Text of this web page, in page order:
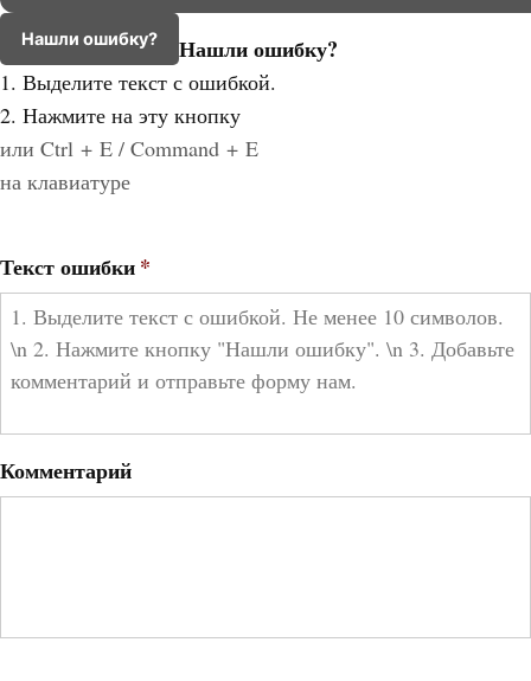
Нашли ошибку? Нашли ошибку?
1. Выделите текст с ошибкой.
2. Нажмите на эту кнопку
или Ctrl + E / Command + E
на клавиатуре
Текст ошибки*
Комментарий